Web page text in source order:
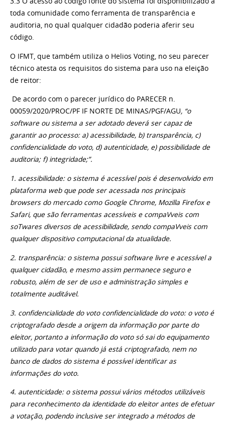
toda comunidade como ferramenta de transparência e
auditoria, no qual qualquer cidadão poderia aferir seu
código.
O IFMT, que também utiliza o Helios Voting, no seu parecer
técnico atesta os requisitos do sistema para uso na eleição
de reitor:
De acordo com o parecer jurídico do PARECER n.
00059/2020/PROC/PF IF NORTE DE MINAS/PGF/AGU, “o
software ou sistema a ser adotado deverá ser capaz de
garantir ao processo: a) acessibilidade, b) transparência, c)
confidencialidade do voto, d) autenticidade, e) possibilidade de
auditoria; f) integridade;”.
1. acessibilidade: o sistema é acessível pois é desenvolvido em
plataforma web que pode ser acessada nos principais
browsers do mercado como Google Chrome, Mozilla Firefox e
Safari, que são ferramentas acessíveis e compaVveis com
soTwares diversos de acessibilidade, sendo compaVveis com
qualquer dispositivo computacional da atualidade.
2. transparência: o sistema possui software livre e acessível a
qualquer cidadão, e mesmo assim permanece seguro e
robusto, além de ser de uso e administração simples e
totalmente auditável.
3. confidencialidade do voto confidencialidade do voto: o voto é
criptografado desde a origem da informação por parte do
eleitor, portanto a informação do voto só sai do equipamento
utilizado para votar quando já está criptografado, nem no
banco de dados do sistema é possível identificar as
informações do voto.
4. autenticidade: o sistema possui vários métodos utilizáveis
para reconhecimento da identidade do eleitor antes de efetuar
a votação, podendo inclusive ser integrado a métodos de